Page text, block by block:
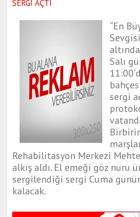
“En
Salı
sergi
Rehabilitasyon Merkezi
alkış aldı. El emeği göz nuru
sergilendiği sergi Cuma
kalacak.